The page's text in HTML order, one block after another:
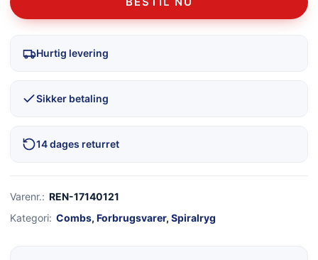
Hurtig levering
Sikker betaling
14 dages returret
Varenr.: REN-17140121
Kategori: Combs, Forbrugsvarer, Spiralryg